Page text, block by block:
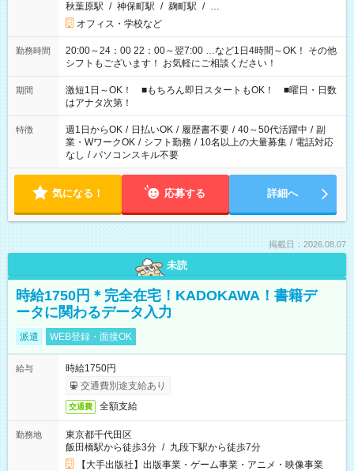
秋葉原駅 / 神保町駅 / 麹町駅 / …
オフィス・学校など
勤務時間
20:00～24：00 22：00～翌7:00 …など1日4時間～OK！ その他
シフトもございます！ お気軽にご相談ください！
期間
激短1日～OK！ ■もちろん即日スタートもOK！ ■曜日・日数
はアナタ次第！
特徴 週1日からOK / 日払いOK / 履歴書不要 / 40～50代活躍中 / 副
業・WワークOK / シフト勤務 / 10名以上の大量募集 / 電話対応
なし / パソコンスキル不要
気になる！ 応募する 詳細へ
掲載日：2026.08.07
未読
時給1750円＊完全在宅！KADOKAWA！書籍デ
ータに関わるデータ入力
派遣 WEB登録・面接OK
給与
時給1750円
交通費別途支給あり
交通費 全額支給
勤務地
東京都千代田区
飯田橋駅から徒歩3分 / 九段下駅から徒歩7分
【大手出版社】出版事業・ゲーム事業・アニメ・映像事業